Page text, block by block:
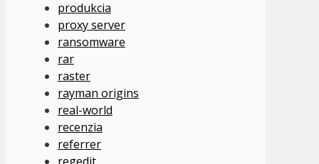
produkcia
proxy server
ransomware
rar
raster
rayman origins
real-world
recenzia
referrer
regedit